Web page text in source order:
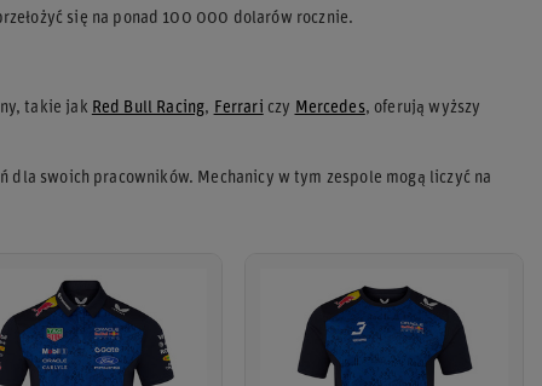
się na ponad 100 000 dolarów rocznie.
takie jak Red Bull Racing, Ferrari czy Mercedes, oferują wyższy
dla swoich pracowników. Mechanicy w tym zespole mogą liczyć na